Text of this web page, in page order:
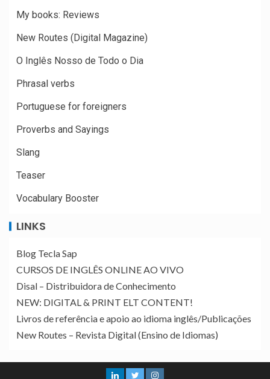
My books: Reviews
New Routes (Digital Magazine)
O Inglês Nosso de Todo o Dia
Phrasal verbs
Portuguese for foreigners
Proverbs and Sayings
Slang
Teaser
Vocabulary Booster
LINKS
Blog Tecla Sap
CURSOS DE INGLÊS ONLINE AO VIVO
Disal – Distribuidora de Conhecimento
NEW: DIGITAL & PRINT ELT CONTENT!
Livros de referência e apoio ao idioma inglês/Publicações
New Routes – Revista Digital (Ensino de Idiomas)